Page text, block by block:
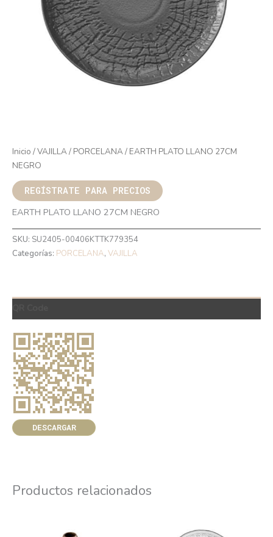
Inicio /VAJILLA/ PORCELANA/ EARTH PLATO LLANO 27CM
NEGRO
REGÍSTRATE PARA PRECIOS
EARTH PLATO LLANO 27CM NEGRO
SKU: SU2405-00406KTTK779354
Categorías: PORCELANA, VAJILLA
DESCARGAR
Productos relacionados